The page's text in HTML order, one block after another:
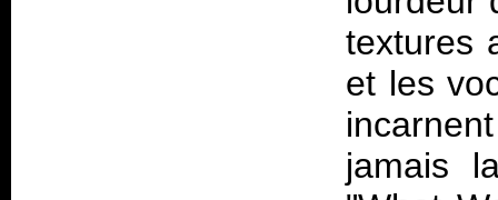
textures
et les
jamais